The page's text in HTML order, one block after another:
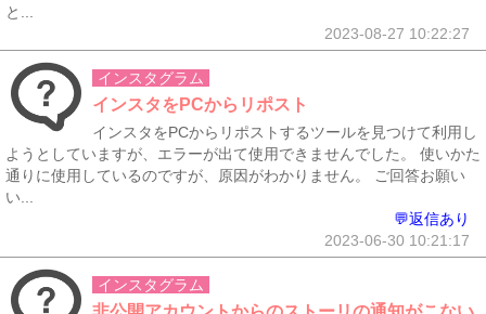
と...
2023-08-27 10:22:27
インスタグラム
インスタをPCからリポスト
インスタをPCからリポストするツールを見つけて利用し
ようとしていますが、エラーが出て使用できませんでした。 使いかた
通りに使用しているのですが、原因がわかりません。 ご回答お願い
い...
💬返信あり
2023-06-30 10:21:17
インスタグラム